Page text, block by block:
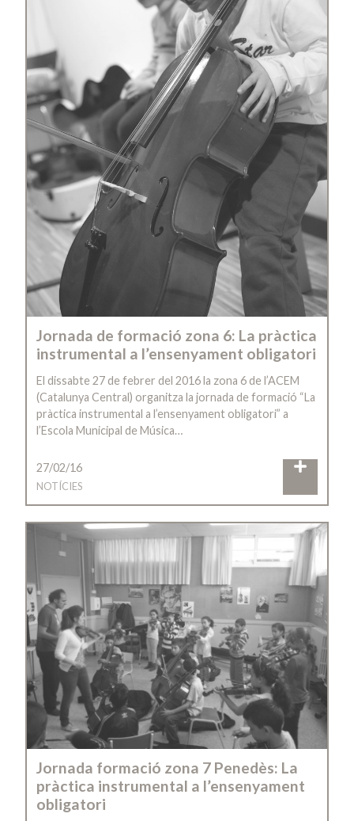
Jornada de formació zona 6: La pràctica
instrumental a l’ensenyament obligatori
El dissabte 27 de febrer del 2016 la zona 6 de l’ACEM
(Catalunya Central) organitza la jornada de formació “La
pràctica instrumental a l’ensenyament obligatori” a
l’Escola Municipal de Música…
27/02/16
NOTÍCIES
Jornada formació zona 7 Penedès: La
pràctica instrumental a l’ensenyament
obligatori